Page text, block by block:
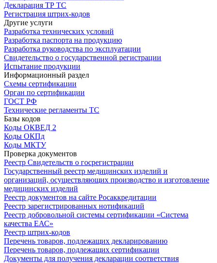
Декларация ТР ТС
Регистрация штрих-кодов
Другие услуги
Разработка технических условий
Разработка паспорта на продукцию
Разработка руководства по эксплуатации
Свидетельство о государственной регистрации
Испытание продукции
Информационный раздел
Схемы сертификации
Орган по сертификации
ГОСТ РФ
Технические регламенты ТС
Базы кодов
Коды ОКВЕД 2
Коды ОКПд
Коды МКТУ
Проверка документов
Реестр Свидетельств о госрегистрации
Государственный реестр медицинских изделий и
организаций, осуществляющих производство и изготовление
медицинских изделий
Реестр документов на сайте Росаккредитации
Реестр зарегистрированных нотификаций
Реестр добровольной системы сертификации «Система
качества ЕАС»
Реестр штрих-кодов
Перечень товаров, подлежащих декларированию
Перечень товаров, подлежащих сертификации
Документы для получения декларации соответствия